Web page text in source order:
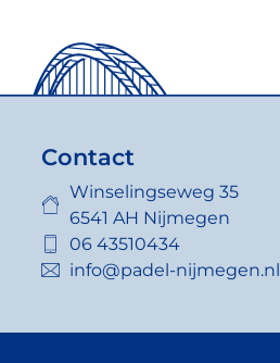
Contact
Winselingseweg 35
6541 AH Nijmegen
06 43510434
info@padel-nijmegen.nl